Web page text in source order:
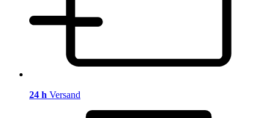
24 h Versand